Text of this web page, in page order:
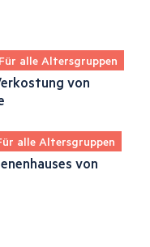
Für alle Altersgruppen
von
alle Altersgruppen
von